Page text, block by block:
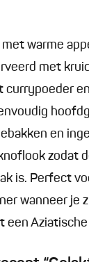
warme
met
currypoeder
en
zodat
is. Perfect
wanneer je
een